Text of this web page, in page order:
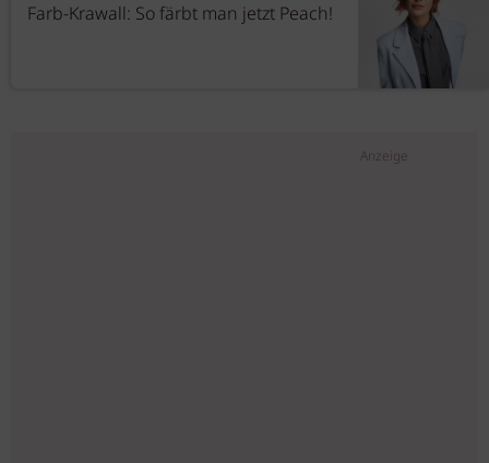
Farb-Krawall: So färbt man jetzt Peach!
Anzeige